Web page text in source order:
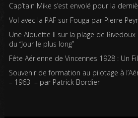
Cap’tain Mike s’est envolé pour la
Vol avec la PAF sur Fouga par Pierre
Une Alouette II sur la plage de
du “Jour le plus long”
Fête Aérienne de Vincennes 1928 : Un
Souvenir de formation au pilotage à
– 1963 – par Patrick Bordier